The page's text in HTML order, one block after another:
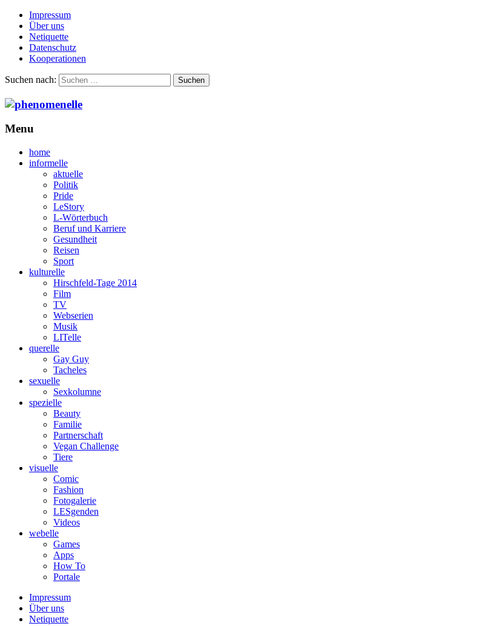
Impressum
Über uns
Netiquette
Datenschutz
Kooperationen
Suchen nach:
Menu
home
informelle
aktuelle
Politik
Pride
LeStory
L-Wörterbuch
Beruf und Karriere
Gesundheit
Reisen
Sport
kulturelle
Hirschfeld-Tage 2014
Film
TV
Webserien
Musik
LITelle
querelle
Gay Guy
Tacheles
sexuelle
Sexkolumne
spezielle
Beauty
Familie
Partnerschaft
Vegan Challenge
Tiere
visuelle
Comic
Fashion
Fotogalerie
LESgenden
Videos
webelle
Games
Apps
How To
Portale
Impressum
Über uns
Netiquette